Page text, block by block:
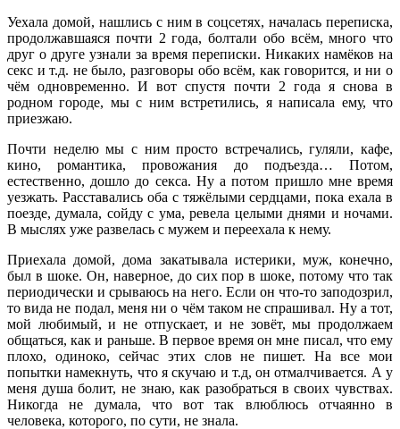
Уехала домой, нашлись с ним в соцсетях, началась переписка,
продолжавшаяся почти 2 года, болтали обо всём, много что
друг о друге узнали за время переписки. Никаких намёков на
секс и т.д. не было, разговоры обо всём, как говорится, и ни о
чём одновременно. И вот спустя почти 2 года я снова в
родном городе, мы с ним встретились, я написала ему, что
приезжаю.
Почти неделю мы с ним просто встречались, гуляли, кафе,
кино, романтика, провожания до подъезда… Потом,
естественно, дошло до секса. Ну а потом пришло мне время
уезжать. Расставались оба с тяжёлыми сердцами, пока ехала в
поезде, думала, сойду с ума, ревела целыми днями и ночами.
В мыслях уже развелась с мужем и переехала к нему.
Приехала домой, дома закатывала истерики, муж, конечно,
был в шоке. Он, наверное, до сих пор в шоке, потому что так
периодически и срываюсь на него. Если он что-то заподозрил,
то вида не подал, меня ни о чём таком не спрашивал. Ну а тот,
мой любимый, и не отпускает, и не зовёт, мы продолжаем
общаться, как и раньше. В первое время он мне писал, что ему
плохо, одиноко, сейчас этих слов не пишет. На все мои
попытки намекнуть, что я скучаю и т.д, он отмалчивается. А у
меня душа болит, не знаю, как разобраться в своих чувствах.
Никогда не думала, что вот так влюблюсь отчаянно в
человека, которого, по сути, не знала.